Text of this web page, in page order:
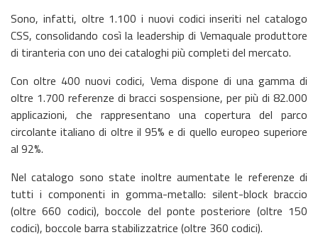
Sono, infatti, oltre 1.100 i nuovi codici inseriti nel catalogo
CSS, consolidando così la leadership di Vemaquale produttore
di tiranteria con uno dei cataloghi più completi del mercato.
Con oltre 400 nuovi codici, Vema dispone di una gamma di
oltre 1.700 referenze di bracci sospensione, per più di 82.000
applicazioni, che rappresentano una copertura del parco
circolante italiano di oltre il 95% e di quello europeo superiore
al 92%.
Nel catalogo sono state inoltre aumentate le referenze di
tutti i componenti in gomma-metallo: silent-block braccio
(oltre 660 codici), boccole del ponte posteriore (oltre 150
codici), boccole barra stabilizzatrice (oltre 360 codici).